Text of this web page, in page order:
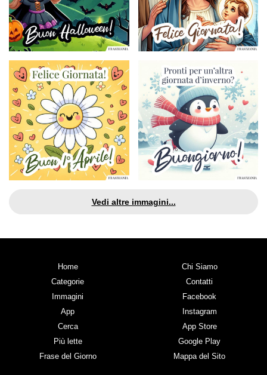
Vedi altre immagini...
Home
Categorie
Immagini
App
Cerca
Più lette
Frase del Giorno
Chi Siamo
Contatti
Facebook
Instagram
App Store
Google Play
Mappa del Sito